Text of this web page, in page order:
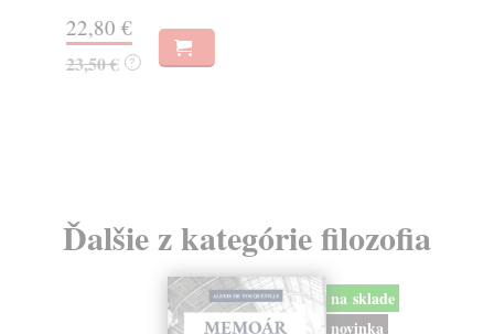
22,80 €
23,50 € ?
Ďalšie z kategórie filozofia
na sklade
novinka